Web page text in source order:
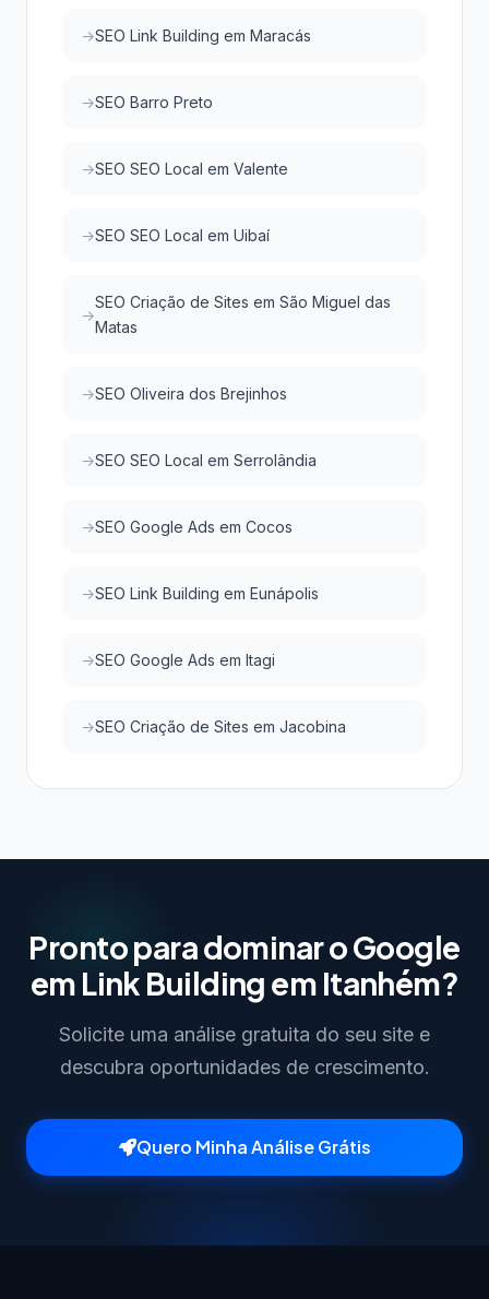
SEO Link Building em Maracás
SEO Barro Preto
SEO SEO Local em Valente
SEO SEO Local em Uibaí
SEO Criação de Sites em São Miguel das
Matas
SEO Oliveira dos Brejinhos
SEO SEO Local em Serrolândia
SEO Google Ads em Cocos
SEO Link Building em Eunápolis
SEO Google Ads em Itagi
SEO Criação de Sites em Jacobina
Pronto para dominar o Google
em Link Building em Itanhém?
Solicite uma análise gratuita do seu site e
descubra oportunidades de crescimento.
Quero Minha Análise Grátis